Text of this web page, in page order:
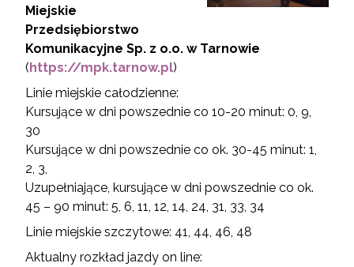
Miejskie
Przedsiębiorstwo
Komunikacyjne Sp. z o.o. w Tarnowie
(https://mpk.tarnow.pl)
Linie miejskie całodzienne:
Kursujące w dni powszednie co 10-20 minut: 0, 9,
30
Kursujące w dni powszednie co ok. 30-45 minut: 1,
2, 3,
Uzupełniające, kursujące w dni powszednie co ok.
45 – 90 minut: 5, 6, 11, 12, 14, 24, 31, 33, 34
Linie miejskie szczytowe: 41, 44, 46, 48
Aktualny rozkład jazdy on line: